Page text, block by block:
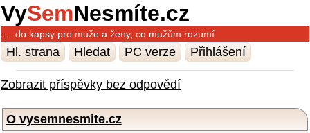
VySemNesmíte.cz
… do kapsy pro muže a ženy, co mužům rozumí
Hl. strana Hledat PC verze Přihlášení
Zobrazit příspěvky bez odpovědí
O vysemnesmite.cz